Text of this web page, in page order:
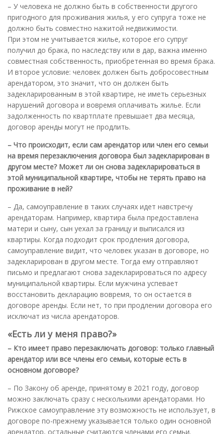
– У человека не должно быть в собственности другого
пригодного для проживания жилья, у его супруга тоже не
должно быть совместно нажитой недвижимости.
При этом не учитывается жилье, которое его супруг
получил до брака, по наследству или в дар, важна именно
совместная собственность, приобретенная во время брака.
И второе условие: человек должен быть добросовестным
арендатором, это значит, что он должен быть
задекларированным в этой квартире, не иметь серьезных
нарушений договора и вовремя оплачивать жилье. Если
задолженность по квартплате превышает два месяца,
договор аренды могут не продлить.
– Что происходит, если сам арендатор или член его семьи
на время перезаключения договора был задекларирован в
другом месте? Может ли он снова задекларироваться в
этой муниципальной квартире, чтобы не терять право на
проживание в ней?
– Да, самоуправление в таких случаях идет навстречу
арендаторам. Например, квартира была предоставлена
матери и сыну, сын уехал за границу и выписался из
квартиры. Когда подходит срок продления договора,
самоуправление видит, что человек указан в договоре, но
задекларирован в другом месте. Тогда ему отправляют
письмо и предлагают снова задекларироваться по адресу
муниципальной квартиры. Если мужчина успевает
восстановить декларацию вовремя, то он остается в
договоре аренды. Если нет, то при продлении договора его
исключат из числа арендаторов.
«Есть ли у меня право?»
– Кто имеет право перезаключать договор: только главный
арендатор или все члены его семьи, которые есть в
основном договоре?
– По Закону об аренде, принятому в 2021 году, договор
можно заключать сразу с несколькими арендаторами. Но
Рижское самоуправление эту возможность не использует, в
договоре по-прежнему указывается только один основной
арендатор, остальные считаются членами его семьи.